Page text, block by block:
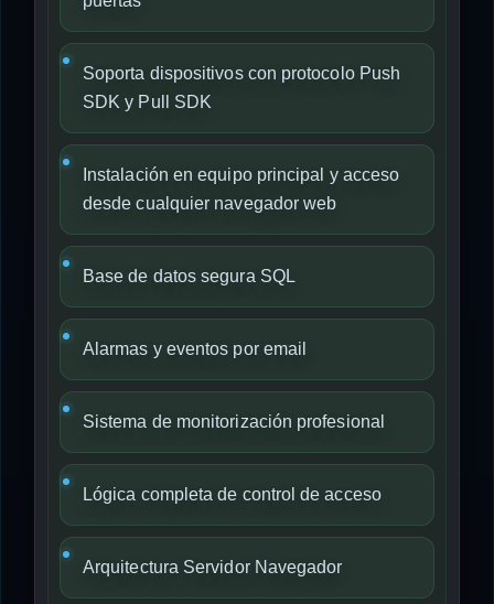
Soporta dispositivos con protocolo Push
SDK y Pull SDK
Instalación en equipo principal y acceso
desde cualquier navegador web
Base de datos segura SQL
Alarmas y eventos por email
Sistema de monitorización profesional
Lógica completa de control de acceso
Arquitectura Servidor Navegador